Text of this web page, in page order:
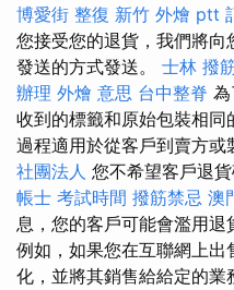
博愛街 整復 新竹 外燴 ptt
您接受您的退貨，我們將
發送的方式發送。 士林 撥
辦理 外燴 意思 台中整脊
收到的標籤和原始包裝相
過程適用於從客戶到賣方或
社團法人 您不希望客戶退
帳士 考試時間 撥筋禁忌 澳
息，您的客戶可能會濫用退
例如，如果您在互聯網上
化，並將其銷售給給定的業